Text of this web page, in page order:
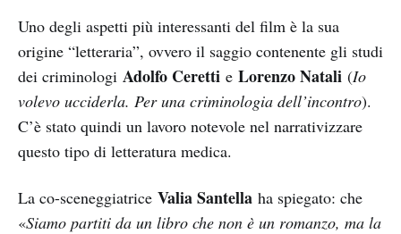
Uno degli aspetti più interessanti del film è la sua
origine “letteraria”, ovvero il saggio contenente gli studi
dei criminologi Adolfo Ceretti e Lorenzo Natali (Io
volevo ucciderla. Per una criminologia dell’incontro).
C’è stato quindi un lavoro notevole nel narrativizzare
questo tipo di letteratura medica.
La co-sceneggiatrice Valia Santella ha spiegato: che
«Siamo partiti da un libro che non è un romanzo, ma la